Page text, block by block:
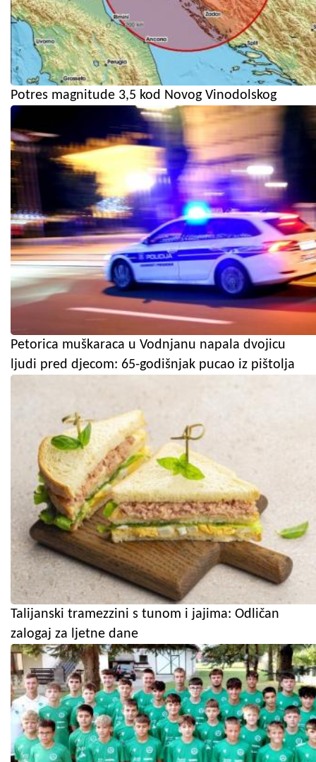
Potres magnitude 3,5 kod Novog Vinodolskog
Petorica muškaraca u Vodnjanu napala dvojicu
ljudi pred djecom: 65-godišnjak pucao iz pištolja
Talijanski tramezzini s tunom i jajima: Odličan
zalogaj za ljetne dane